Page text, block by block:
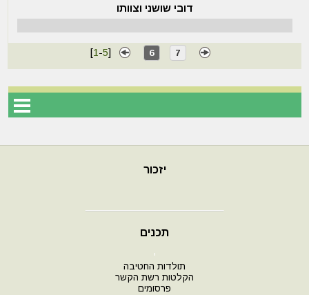
דובי שושני וצוותו
[1 -5] 6 7
יזכור
תכנים
י
תולדות החטיבה
הקלטות רשת הקשר
פרסומים